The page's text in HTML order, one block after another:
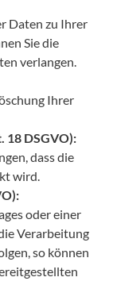
Daten zu Ihrer
Sie die
verlangen.
Ihrer
18 DSGVO):
dass die
wird.
oder einer
Verarbeitung
so können